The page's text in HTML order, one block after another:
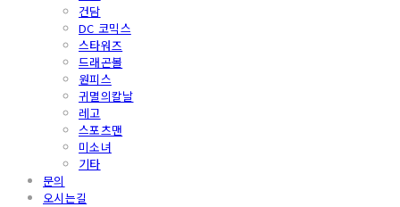
건담
DC 코믹스
스타워즈
드래곤볼
원피스
귀멸의칼날
레고
스포츠맨
미소녀
기타
문의
오시는길